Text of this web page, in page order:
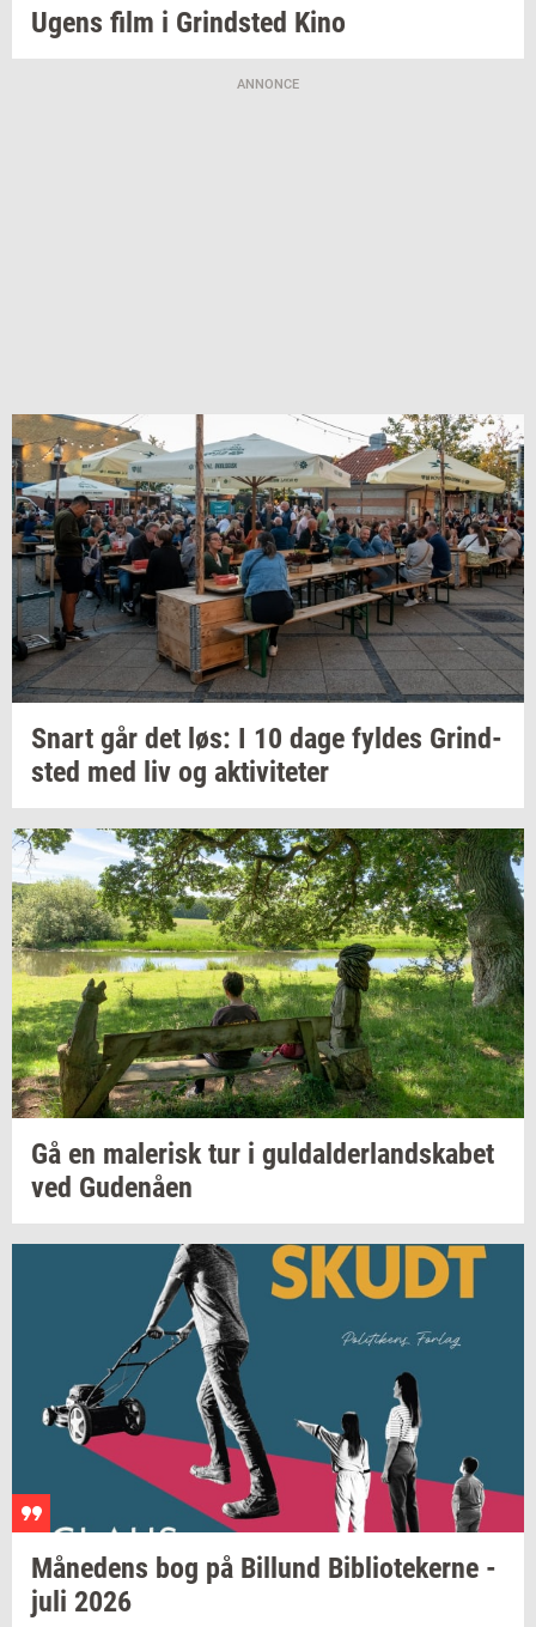
Ugens film i Grind­sted Kino
ANNONCE
Snart går det løs: I 10 dage fyl­des Grind­
sted med liv og ak­ti­vi­te­ter
Gå en ma­le­risk tur i gul­dal­der­land­ska­bet
ved Gu­denå­en
Må­ne­dens bog på Bil­lund Bi­bli­o­te­ker­ne -
juli 2026